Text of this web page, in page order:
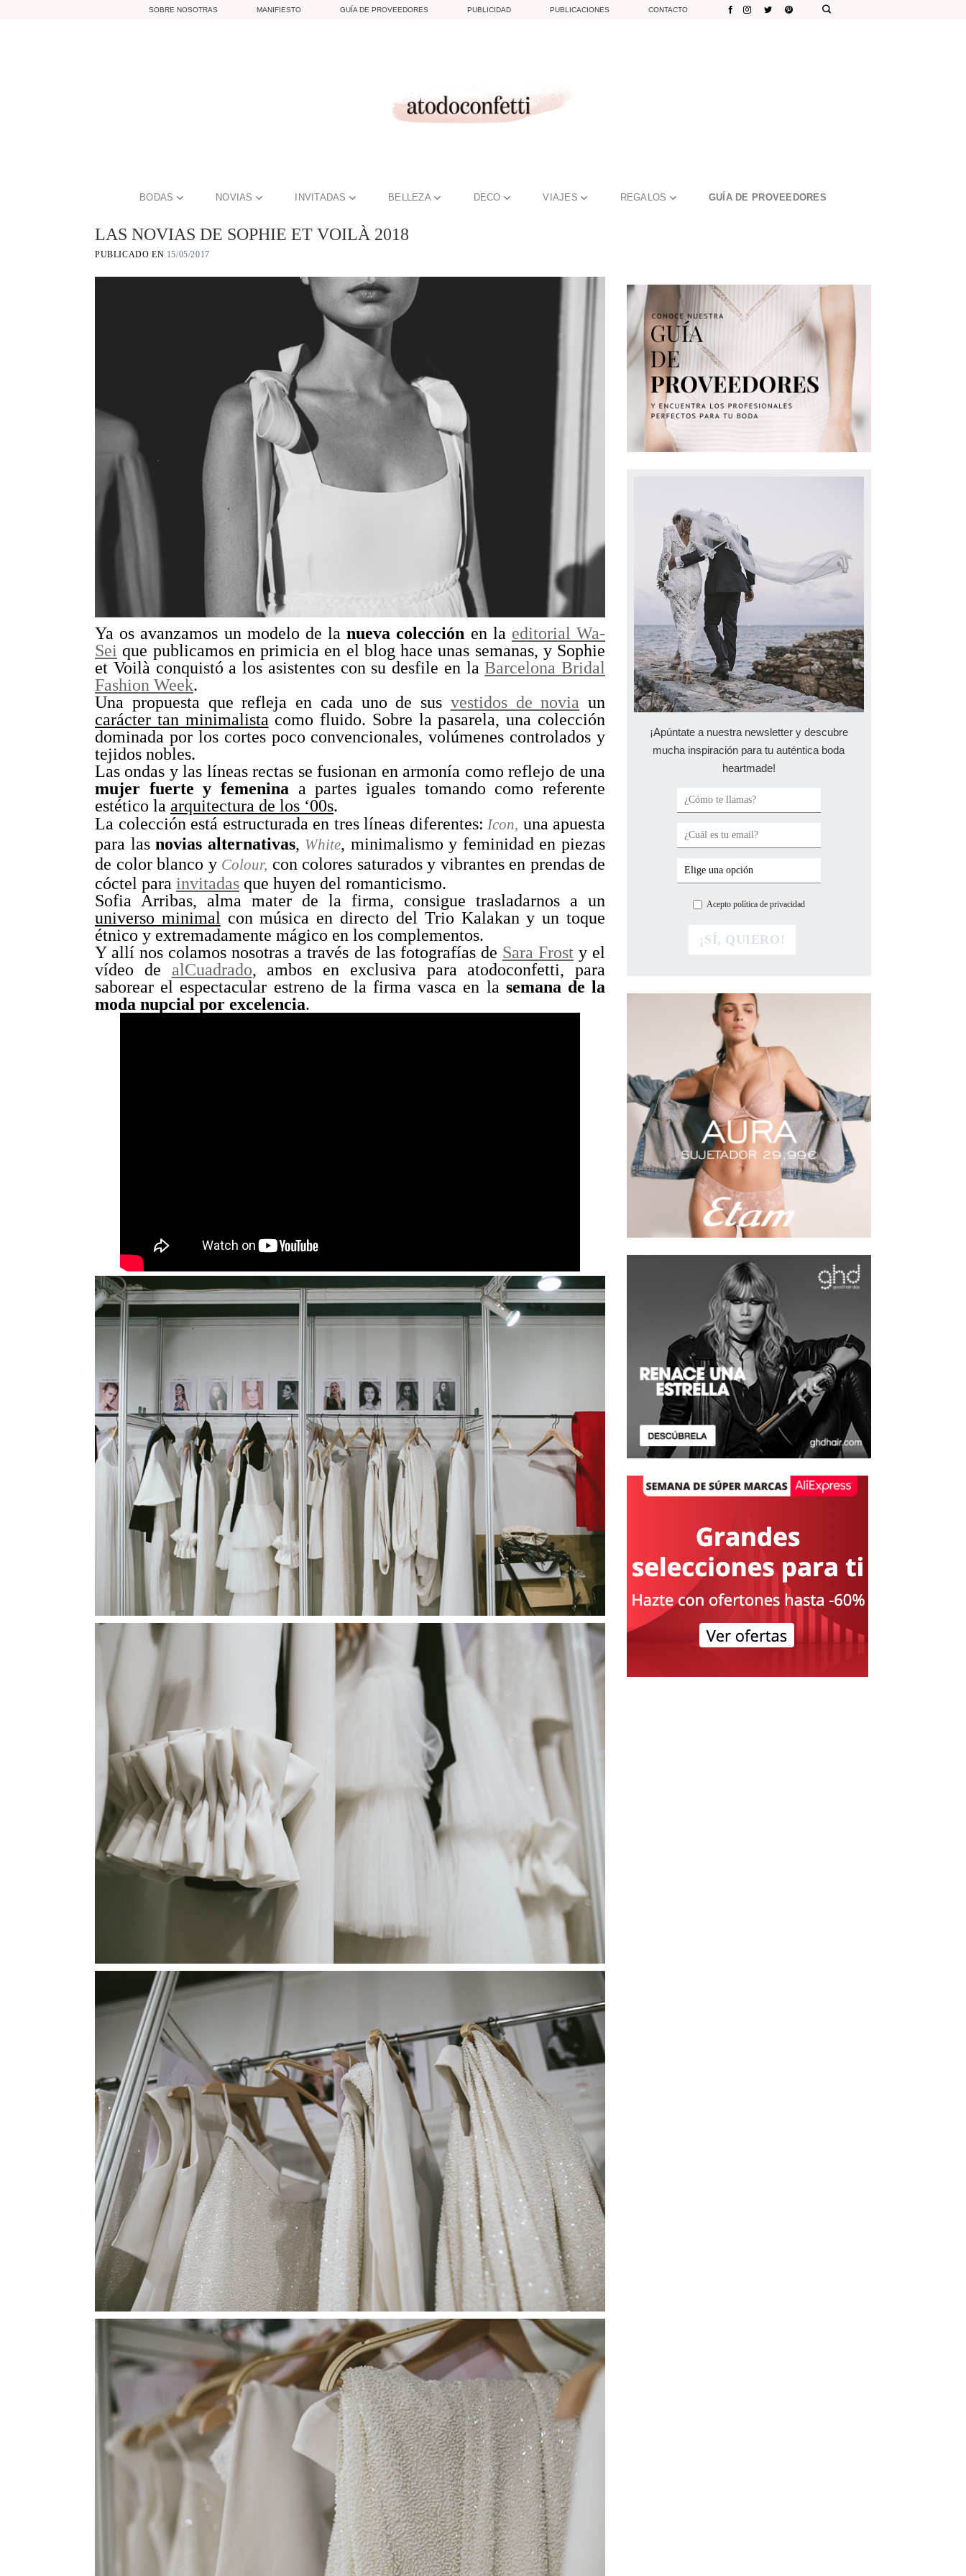
SOBRE NOSOTRAS MANIFIESTO GUÍA DE PROVEEDORES PUBLICIDAD PUBLICACIONES CONTACTO
BODAS NOVIAS INVITADAS BELLEZA DECO VIAJES REGALOS GUÍA DE PROVEEDORES
LAS NOVIAS DE SOPHIE ET VOILÀ 2018
PUBLICADO EN 15/05/2017
Ya os avanzamos un modelo de lanueva colección en la editorial Wa-
Sei que publicamos en primicia en el blog hace unas semanas, y Sophie
et Voilà conquistó a los asistentes con su desfile en laBarcelona Bridal
Fashion Week.
Una propuesta que refleja en cada uno de sus vestidos de novia un
carácter tan minimalista como fluido. Sobre la pasarela, una colección
dominada por los cortes poco convencionales, volúmenes controlados y
tejidos nobles.
Las ondas y las líneas rectas se fusionan en armonía como reflejo de una
mujer fuerte y femenina a partes iguales tomando como referente
estético la arquitectura de los ‘00s.
La colección está estructurada en tres líneas diferentes: Icon, una apuesta
para lasnovias alternativas, White, minimalismo y feminidad en piezas
de color blanco y Colour, con colores saturados y vibrantes en prendas de
cóctel para invitadas que huyen del romanticismo.
Sofia Arribas, alma mater de la firma, consigue trasladarnos a un
universo minimal con música en directo del Trio Kalakan y un toque
étnico y extremadamente mágico en los complementos.
Y allí nos colamos nosotras a través de las fotografías de Sara Frosty el
vídeo de alCuadrado, ambos en exclusiva para atodoconfetti, para
saborear el espectacular estreno de la firma vasca en la semana de la
moda nupcial por excelencia.
¡Apúntate a nuestra newsletter y descubre
mucha inspiración para tu auténtica boda
heartmade!
Acepto política de privacidad